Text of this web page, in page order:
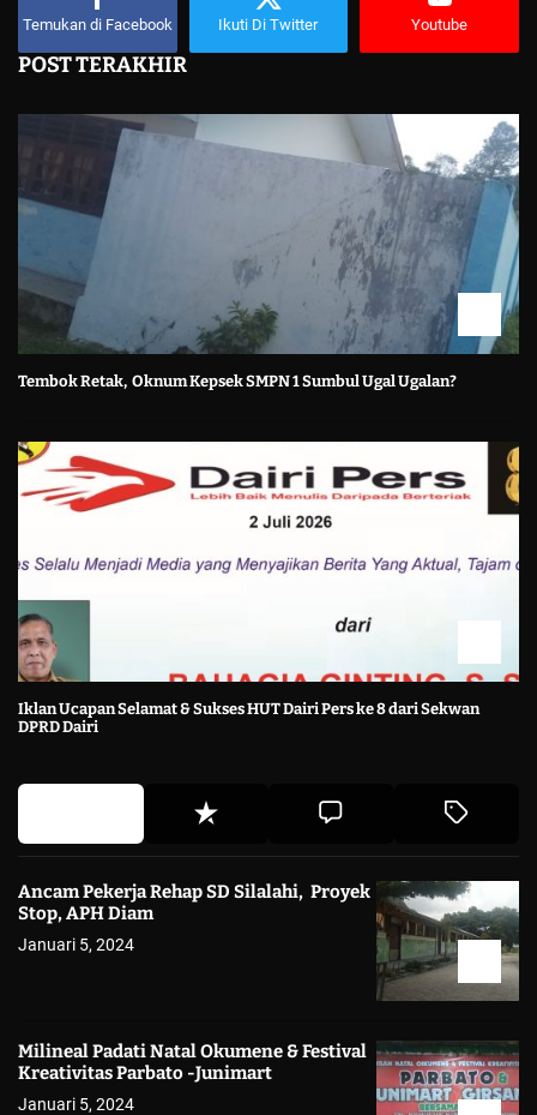
Temukan di Facebook Ikuti Di Twitter Youtube
POST TERAKHIR
Tembok Retak, Oknum Kepsek SMPN 1 Sumbul Ugal Ugalan?
Iklan Ucapan Selamat & Sukses HUT Dairi Pers ke 8 dari Sekwan
DPRD Dairi
Ancam Pekerja Rehap SD Silalahi, Proyek
Stop, APH Diam
Januari 5, 2024
Milineal Padati Natal Okumene & Festival
Kreativitas Parbato -Junimart
Januari 5, 2024